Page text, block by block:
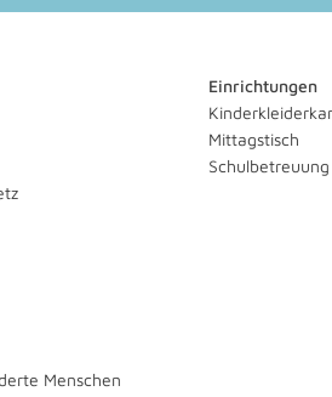
Menschen
Einrichtungen
Mittagstisch